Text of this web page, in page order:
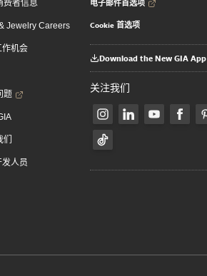
费者信息
Jewelry Careers
作机会
题
发人员
电子邮件首选项
Cookie 首选项
Download the New GIA App
关注我们